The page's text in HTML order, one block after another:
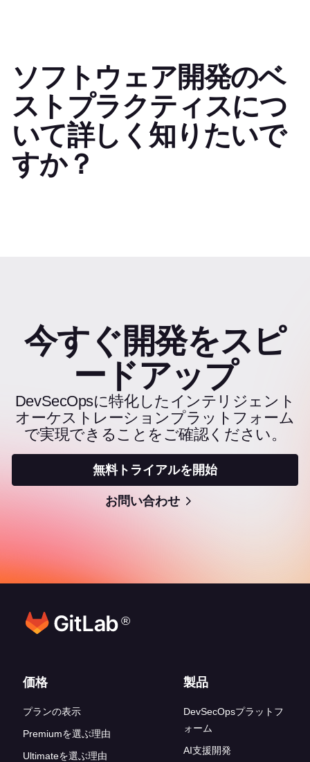
ソフトウェア開発のベ
ストプラクティスにつ
いて詳しく知りたいで
すか？
今すぐ開発をスピ
ードアップ
DevSecOpsに特化したインテリジェント
オーケストレーションプラットフォーム
で実現できることをご確認ください。
無料トライアルを開始
お問い合わせ
®
フッターリンク
価格
プランの表示
Premiumを選ぶ理由
Ultimateを選ぶ理由
製品
DevSecOpsプラットフ
ォーム
AI支援開発